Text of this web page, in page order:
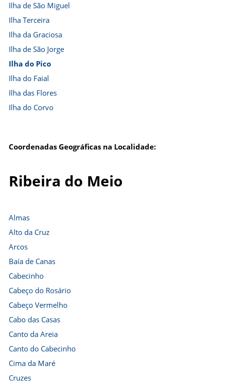
Ilha de São Miguel
Ilha Terceira
Ilha da Graciosa
Ilha de São Jorge
Ilha do Pico
Ilha do Faial
Ilha das Flores
Ilha do Corvo
Coordenadas Geográficas na Localidade:
Ribeira do Meio
Almas
Alto da Cruz
Arcos
Baía de Canas
Cabecinho
Cabeço do Rosário
Cabeço Vermelho
Cabo das Casas
Canto da Areia
Canto do Cabecinho
Cima da Maré
Cruzes